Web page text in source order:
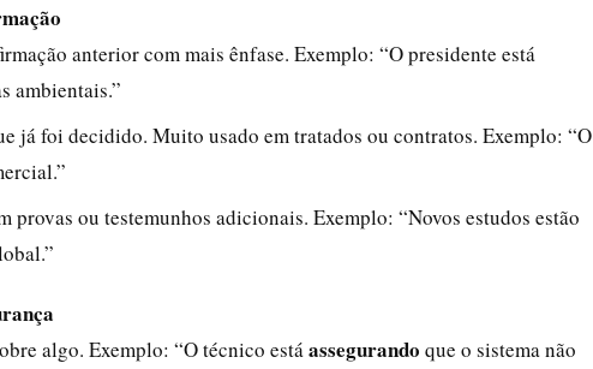
anterior com mais ênfase. Exemplo: “O presidente está
ambientais.”
já foi decidido. Muito usado em tratados ou contratos. Exemplo: “O
provas ou testemunhos adicionais. Exemplo: “Novos estudos estão
algo. Exemplo: “O técnico está assegurando que o sistema não